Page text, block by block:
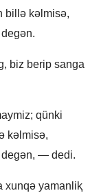
billǝ kǝlmisǝ,
biz berip sanga
qünki
kǝlmisǝ,
degǝn, — dedi.
xunqǝ yamanliⱪ